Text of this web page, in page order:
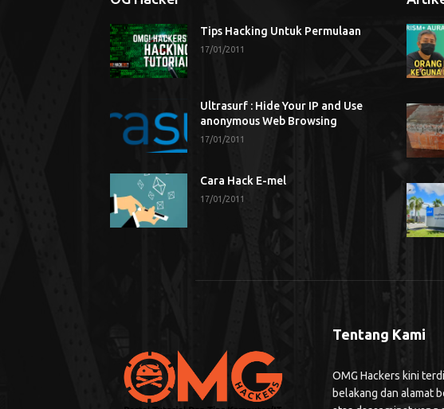
Tips Hacking Untuk Permulaan
17/01/2011
Ultrasurf : Hide Your IP and Use
anonymous Web Browsing
17/01/2011
Cara Hack E-mel
17/01/2011
Tentang Kami
OMG Hackers kini
belakang dan alamat